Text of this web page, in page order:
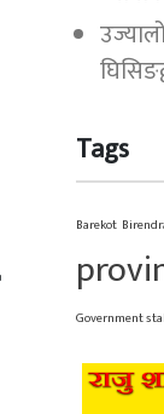
Tags
Barekot
Government